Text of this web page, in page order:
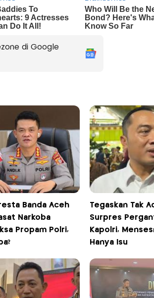
di Google
Banda Aceh
Narkoba
Propam Polri,
Tegaskan Tak
Surpres
Kapolri,
Hanya Isu